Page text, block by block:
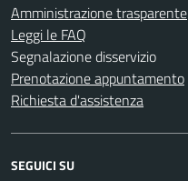
Amministrazione trasparente
Leggi le FAQ
Segnalazione disservizio
Prenotazione appuntamento
Richiesta d'assistenza
SEGUICI SU